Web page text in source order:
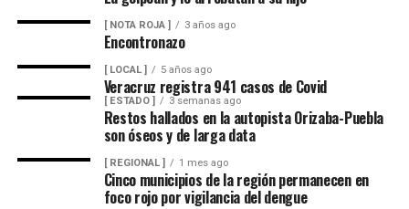
miles de familias dedicadas a la actividad avícola.
Finalmente, destacó que entre Veracruz y Puebla
operan ocho empresas productoras con más de 350
granjas avícolas, las cuales representan una importante
fuente de empleo y desarrollo económico para
comunidades rurales de ambas entidades.
[ NOTA ROJA ] 3 años ago
Encontronazo
[ LOCAL ] 5 años ago
Veracruz registra 941 casos de Covid
[ ESTADO ] 3 semanas ago
Restos hallados en la autopista Orizaba-Puebla
son óseos y de larga data
[ REGIONAL ] 1 mes ago
Cinco municipios de la región permanecen en
foco rojo por vigilancia del dengue